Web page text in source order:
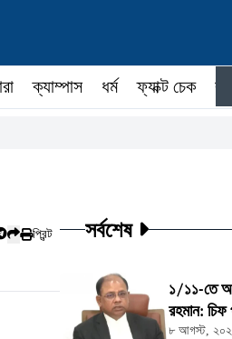
ক্যাম্পাস ধর্ম ফ্যাক্ট চেক
প্রিন্ট সর্বশেষ
১/১১-তে
রহমান: চিফ
৮ আগস্ট,